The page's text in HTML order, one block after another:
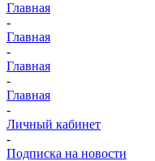
Главная
-
Главная
-
Главная
-
Главная
-
Личный кабинет
-
Подписка на новости